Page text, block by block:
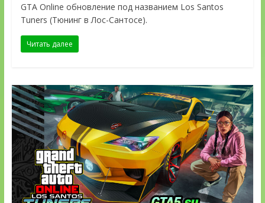
GTA Online обновление под названием Los Santos
Tuners (Тюнинг в Лос-Сантосе).
Читать далее